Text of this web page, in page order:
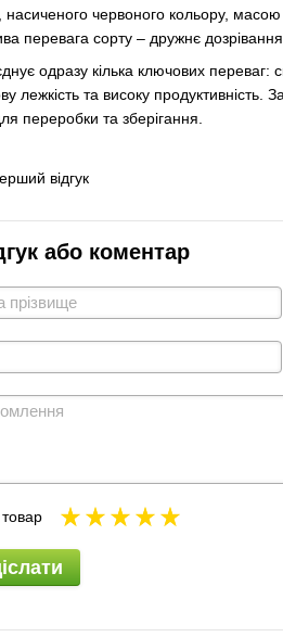
насиченого червоного кольору,
перевага сорту – дружнє
одразу кілька ключових переваг:
лежкість та високу
переробки та зберігання.
відгук
або коментар
товар